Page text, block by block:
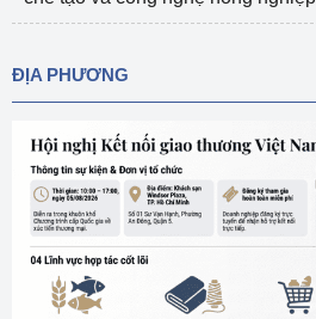
ĐỊA PHƯƠNG